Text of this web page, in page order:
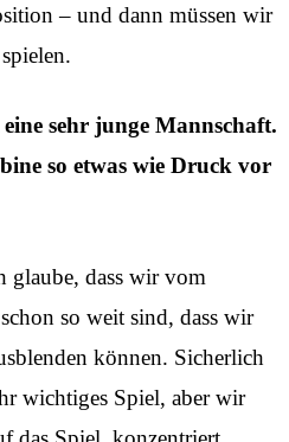
– und dann müssen wir
sehr junge Mannschaft.
so etwas wie Druck vor
glaube, dass wir vom
so weit sind, dass wir
können. Sicherlich
wichtiges Spiel, aber wir